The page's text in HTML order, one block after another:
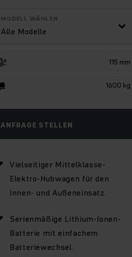
Alle Modelle
MODELL WÄHLEN
115 mm
1600 kg
ANFRAGE STELLEN
Vielseitiger Mittelklasse-
Elektro-Hubwagen für den
Innen- und Außeneinsatz.
Serienmäßige Lithium-Ionen-
Batterie mit einfachem
Batteriewechsel.